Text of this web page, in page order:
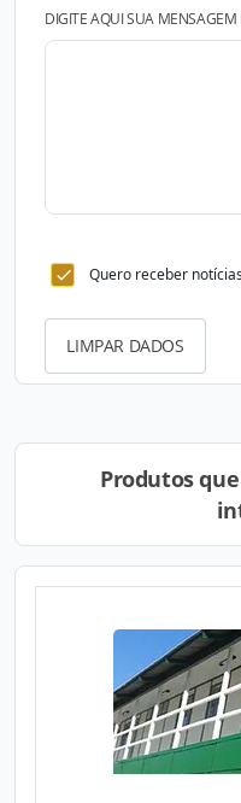
DIGITE AQUI SUA MENSAGEM
Quero receber
LIMPAR DADOS
Produtos